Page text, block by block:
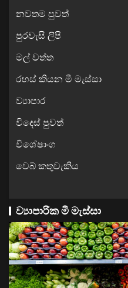
නවතම පුවත්
පුරවැසි ලිපි
මල් වත්ත
රහස් කියන මී මැස්සා
ව්‍යාපාර
විදෙස් පුවත්
විශේෂාංග
වෙබ් කතුවැකිය
ව්‍යාපාරික මී මැස්සා